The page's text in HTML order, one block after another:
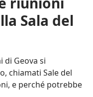
Sala del
di Geova si
chiamati Sale del
e perché potrebbe